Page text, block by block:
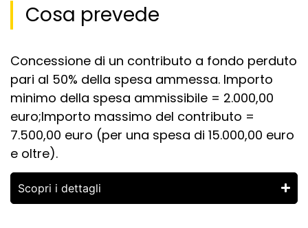
Cosa prevede
Concessione di un contributo a fondo perduto
pari al 50% della spesa ammessa. Importo
minimo della spesa ammissibile = 2.000,00
euro;Importo massimo del contributo =
7.500,00 euro (per una spesa di 15.000,00 euro
e oltre).
Scopri i dettagli